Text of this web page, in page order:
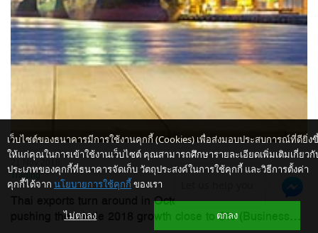
21 Nov 2018
Trading
Thai exports turn around in October to rise 8.7%,
pushing the whole 2018 growth close to 8% (Business...
เว็บไซต์ของธนาคารมีการใช้งานคุกกี้ (Cookies) เพื่อส่งมอบประสบการณ์ที่ดียิ่ง
ให้แก่คุณในการเข้าใช้งานเว็บไซต์ คุณสามารถศึกษารายละเอียดเพิ่มเติมเกี่ยวกั
ประเภทของคุกกี้ที่ธนาคารจัดเก็บ วัตถุประสงค์ในการใช้คุกกี้ และวิธีการตั้งค่า
คุกกี้ได้จาก นโยบายการใช้คุกกี้ ของเรา
ไม่ตกลง ตกลง